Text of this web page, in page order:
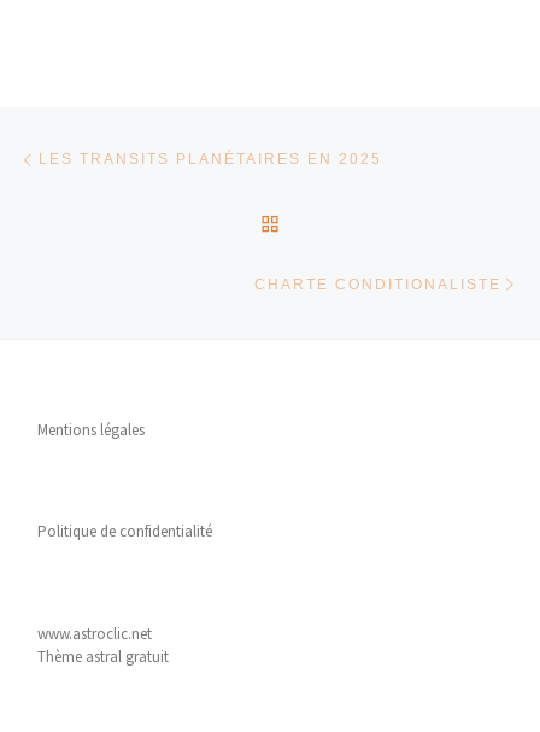
LES TRANSITS PLANÉTAIRES EN 2025
CHARTE CONDITIONALISTE
Mentions légales
Politique de confidentialité
www.astroclic.net
Thème astral gratuit